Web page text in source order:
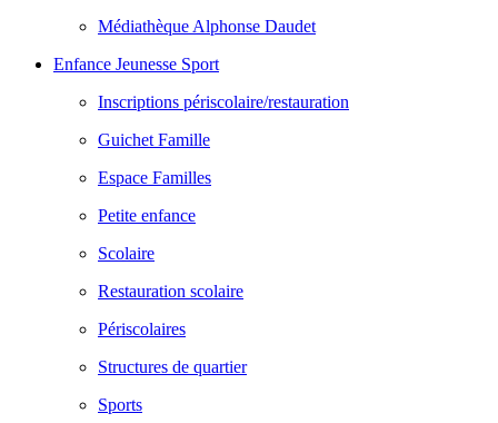
Médiathèque Alphonse Daudet
Enfance Jeunesse Sport
Inscriptions périscolaire/restauration
Guichet Famille
Espace Familles
Petite enfance
Scolaire
Restauration scolaire
Périscolaires
Structures de quartier
Sports